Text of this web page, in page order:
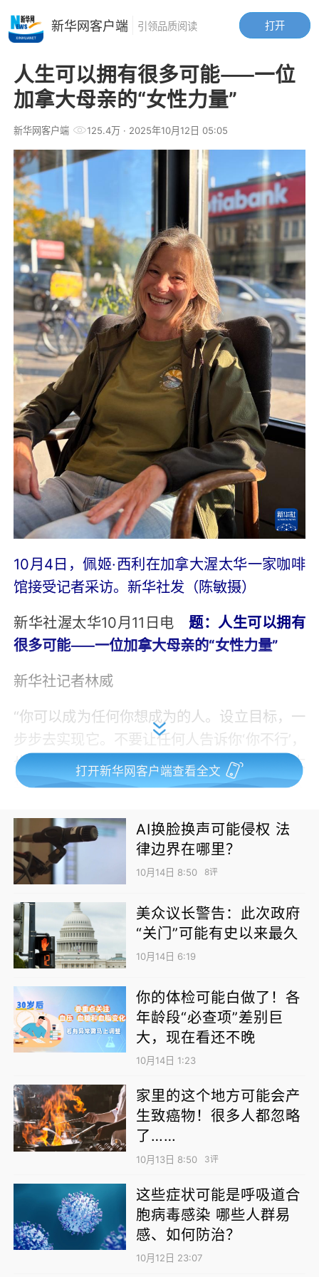
人生可以拥有很多可能——一位
加拿大母亲的“女性力量”
新华网客户端 125.4万 · 2025年10月12日 05:05
10月4日，佩姬·西利在加拿大渥太华一家咖啡
馆接受记者采访。新华社发（陈敏摄）
新华社渥太华10月11日电 题：人生可以拥有
很多可能——一位加拿大母亲的“女性力量”
新华社记者林威
“你可以成为任何你想成为的人。设立目标，一
步步去实现它。不要让任何人告诉你‘你不行’，
也不要听信自己内心的负面声音。”加拿大渥太
华的佩姬·西利在接受记者采访时说出自己的人
西利是加拿大唯一一位女性跆拳道黑带九段大
师，也是在卫生科研一线耕耘数十年的研究人
员。多年来，她以坚韧和热情，在人生舞台上
不断突破自我，展现女性的力量与智慧。
23岁那年，大学毕业的西利为寻找一项有趣的
运动，偶然走进了一家跆拳道馆。从穿上道服
的那一刻起，一段长达37年的旅程就此开启。
跆拳道不仅塑造了她的体魄，更锤炼了她的意
志。
“跆拳道教会了我自信、领导力以及如何与人相
处。”西利说，这些品质贯穿了她的个人生活和
职业生涯。
1992年的一场世界级大赛让西利终生难忘。当
让她一度深陷与金牌失之交臂的遗憾中。
“多年后我才明白，我应该为自己骄傲。”这段
经历让西利学会了反思，也让她在后来的跆拳
打开新华网客户端查看全文
AI换脸换声可能侵权 法
律边界在哪里？
10月14日 8:50 8评
美众议长警告：此次政府
“关门”可能有史以来最久
10月14日 6:19
你的体检可能白做了！各
年龄段“必查项”差别巨
大，现在看还不晚
10月14日 1:23
家里的这个地方可能会产
生致癌物！很多人都忽略
了……
10月13日 8:50 3评
这些症状可能是呼吸道合
胞病毒感染 哪些人群易
感、如何防治？
10月12日 23:07
打开
新华网客户端 引领品质阅读